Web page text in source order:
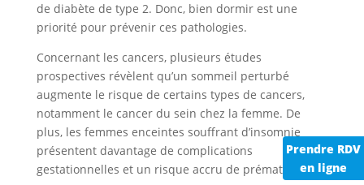
Prendre RDV
en ligne
de diabète de type 2. Donc, bien dormir est une
priorité pour prévenir ces pathologies.
Concernant les cancers, plusieurs études
prospectives révèlent qu’un sommeil perturbé
augmente le risque de certains types de cancers,
notamment le cancer du sein chez la femme. De
plus, les femmes enceintes souffrant d’insomnie
présentent davantage de complications
gestationnelles et un risque accru de prématurité.